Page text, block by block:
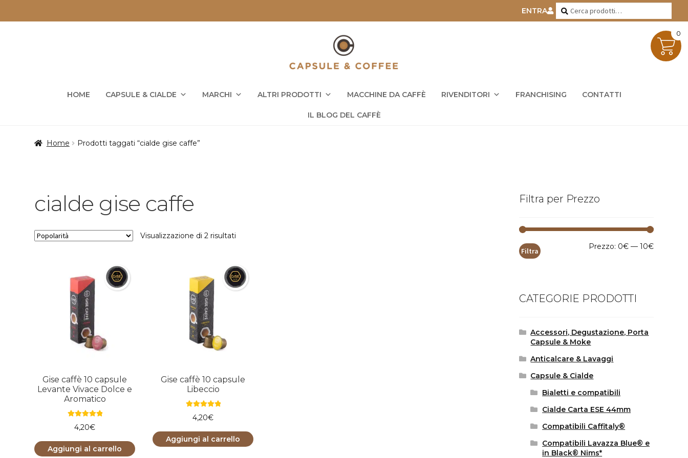
ENTRA Cerca:
Cerca
HOME CAPSULE & CIALDE MARCHI ALTRI PRODOTTI MACCHINE DA CAFFÈ RIVENDITORI FRANCHISING CONTATTI
IL BLOG DEL CAFFÈ
Home Prodotti taggati “cialde gise caffe”
cialde gise caffe
Visualizzazione di 2 risultati
Gise caffè 10 capsule
Levante Vivace Dolce e
Aromatico
su 5
4,20€
Aggiungi al carrello
Gise caffè 10 capsule
Libeccio
su 5
4,20€
Aggiungi al carrello
Filtra per Prezzo
Prezzo
Prezzo
Filtra Prezzo: 0€— 10€
CATEGORIE PRODOTTI
Accessori, Degustazione, Porta
Capsule & Moke
Anticalcare & Lavaggi
Capsule & Cialde
Bialetti e compatibili
Cialde Carta ESE 44mm
Compatibili Caffitaly®
Compatibili Lavazza Blue® e
in Black® Nims*
0